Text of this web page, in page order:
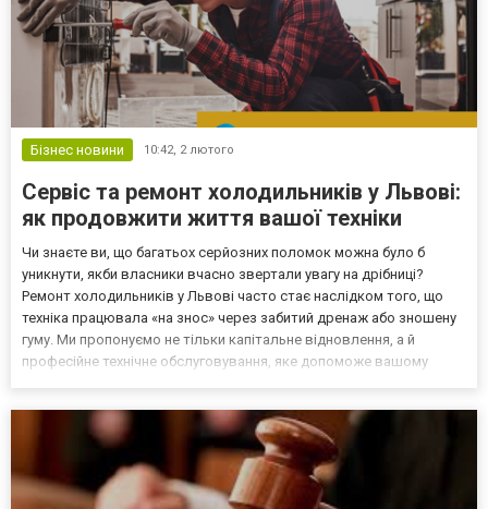
Бізнес новини 10:42, 2 лютого
Сервіс та ремонт холодильників у Львові:
як продовжити життя вашої техніки
Чи знаєте ви, що багатьох серйозних поломок можна було б
уникнути, якби власники вчасно звертали увагу на дрібниці?
Ремонт холодильників у Львові часто стає наслідком того, що
техніка працювала «на знос» через забитий дренаж або зношену
гуму. Ми пропонуємо не тільки капітальне відновлення, а й
професійне технічне обслуговування, яке допоможе вашому